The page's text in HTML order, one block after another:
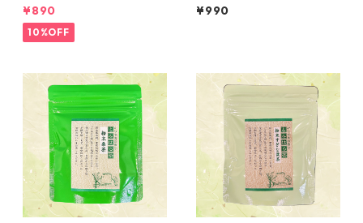
0ｇ）
¥890
10%OFF
¥990